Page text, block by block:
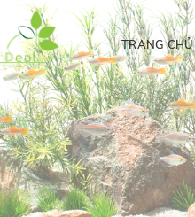
TRANG CHỦ